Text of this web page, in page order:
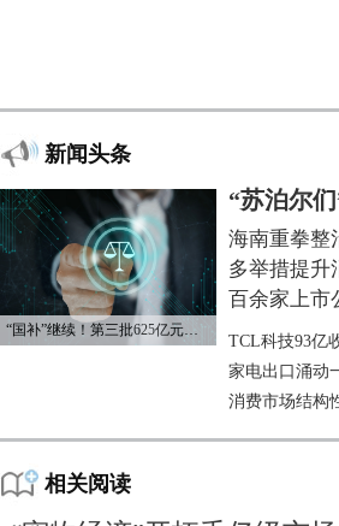
新闻头条
“国补”继续！第三批625亿元资金已下达
“苏泊尔
海南重拳整
多举措提升
百余家上市
TCL科技93亿
家电出口涌动
消费市场结构
相关阅读